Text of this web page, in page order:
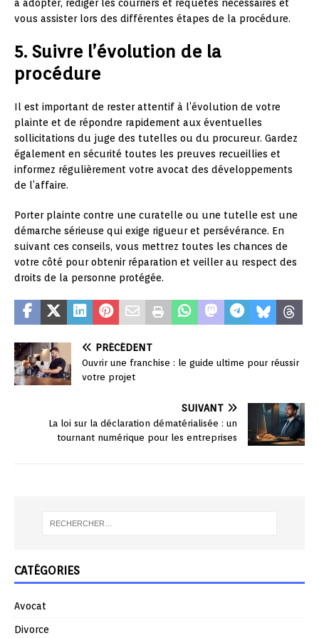
à adopter, rédiger les courriers et requêtes nécessaires et
vous assister lors des différentes étapes de la procédure.
5. Suivre l’évolution de la
procédure
Il est important de rester attentif à l’évolution de votre
plainte et de répondre rapidement aux éventuelles
sollicitations du juge des tutelles ou du procureur. Gardez
également en sécurité toutes les preuves recueillies et
informez régulièrement votre avocat des développements
de l’affaire.
Porter plainte contre une curatelle ou une tutelle est une
démarche sérieuse qui exige rigueur et persévérance. En
suivant ces conseils, vous mettrez toutes les chances de
votre côté pour obtenir réparation et veiller au respect des
droits de la personne protégée.
PRÉCÉDENT
Ouvrir une franchise : le guide ultime pour réussir
votre projet
SUIVANT
La loi sur la déclaration dématérialisée : un
tournant numérique pour les entreprises
CATÉGORIES
Avocat
Divorce